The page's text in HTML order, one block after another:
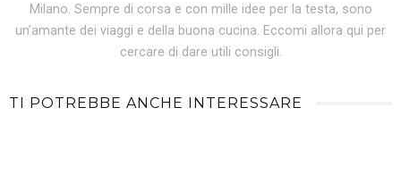
Milano. Sempre di corsa e con mille idee per la testa, sono
un’amante dei viaggi e della buona cucina. Eccomi allora qui per
cercare di dare utili consigli.
TI POTREBBE ANCHE INTERESSARE